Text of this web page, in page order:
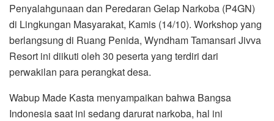
Penyalahgunaan dan Peredaran Gelap Narkoba (P4GN)
di Lingkungan Masyarakat, Kamis (14/10). Workshop yang
berlangsung di Ruang Penida, Wyndham Tamansari Jivva
Resort ini diikuti oleh 30 peserta yang terdiri dari
perwakilan para perangkat desa.
Wabup Made Kasta menyampaikan bahwa Bangsa
Indonesia saat ini sedang darurat narkoba, hal ini